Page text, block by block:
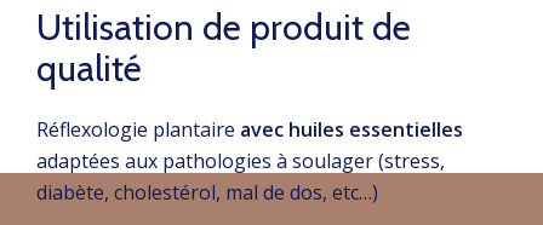
Utilisation de produit de
qualité
Réflexologie plantaire avec huiles essentielles
adaptées aux pathologies à soulager (stress,
diabète, cholestérol, mal de dos, etc…)